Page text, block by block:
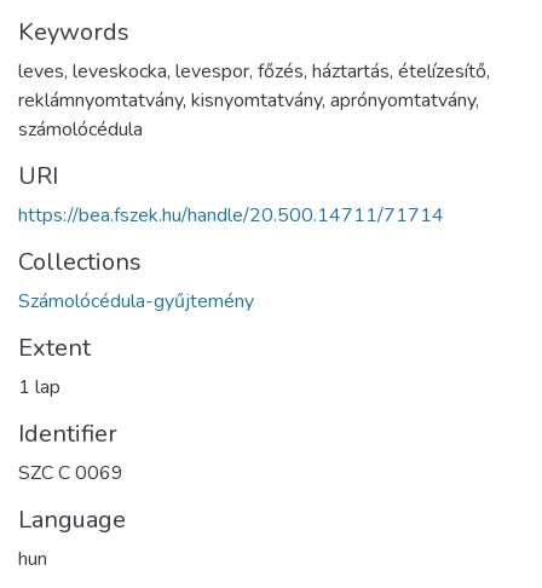
Keywords
leves, leveskocka, levespor, főzés, háztartás, ételízesítő,
reklámnyomtatvány, kisnyomtatvány, aprónyomtatvány,
számolócédula
URI
https://bea.fszek.hu/handle/20.500.14711/71714
Collections
Számolócédula-gyűjtemény
Extent
1 lap
Identifier
SZC C 0069
Language
hun